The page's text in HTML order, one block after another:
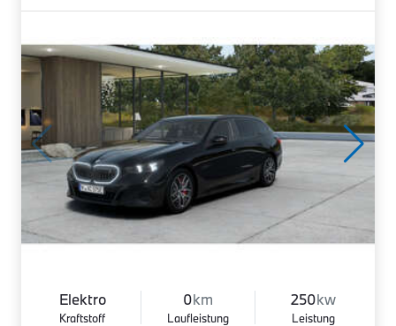
Elektro
Kraftstoff
0km
Laufleistung
250kw
Leistung